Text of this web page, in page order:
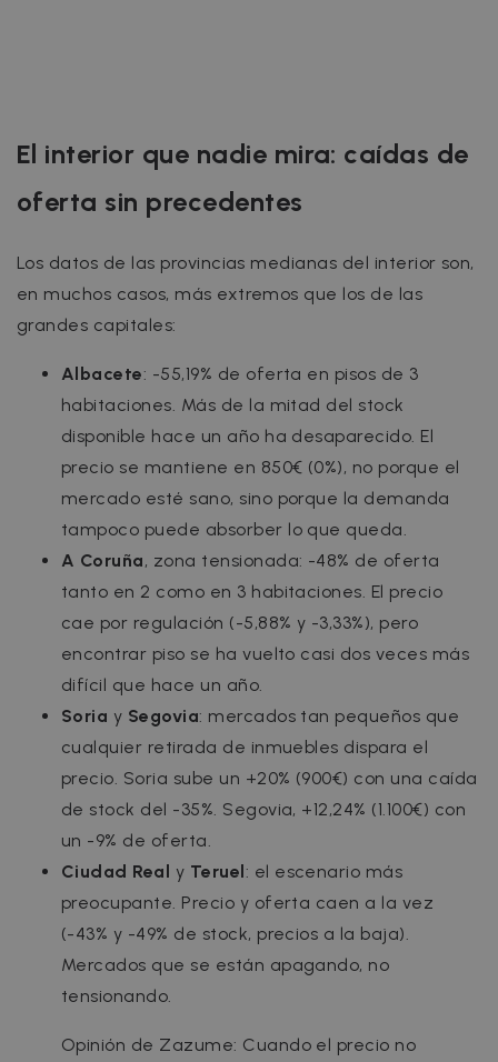
El interior que nadie mira: caídas de
oferta sin precedentes
Los datos de las provincias medianas del interior son,
en muchos casos, más extremos que los de las
grandes capitales:
Albacete: -55,19% de oferta en pisos de 3
habitaciones. Más de la mitad del stock
disponible hace un año ha desaparecido. El
precio se mantiene en 850€ (0%), no porque el
mercado esté sano, sino porque la demanda
tampoco puede absorber lo que queda.
A Coruña, zona tensionada: -48% de oferta
tanto en 2 como en 3 habitaciones. El precio
cae por regulación (-5,88% y -3,33%), pero
encontrar piso se ha vuelto casi dos veces más
difícil que hace un año.
Soria y Segovia: mercados tan pequeños que
cualquier retirada de inmuebles dispara el
precio. Soria sube un +20% (900€) con una caída
de stock del -35%. Segovia, +12,24% (1.100€) con
un -9% de oferta.
Ciudad Real y Teruel: el escenario más
preocupante. Precio y oferta caen a la vez
(-43% y -49% de stock, precios a la baja).
Mercados que se están apagando, no
tensionando.
Opinión de Zazume: Cuando el precio no